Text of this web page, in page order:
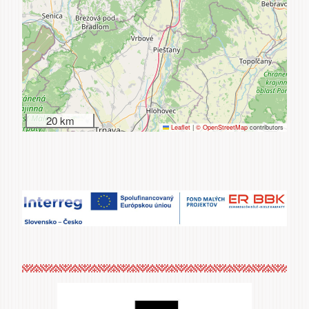
20 km Leaflet | © OpenStreetMap contributors